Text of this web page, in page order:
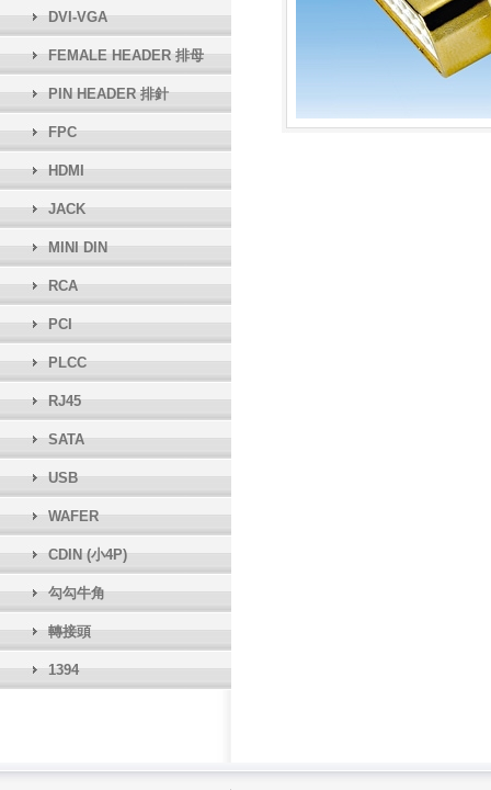
DVI-VGA
FEMALE HEADER 排母
PIN HEADER 排針
FPC
HDMI
JACK
MINI DIN
RCA
PCI
PLCC
RJ45
SATA
USB
WAFER
CDIN (小4P)
勾勾牛角
轉接頭
1394